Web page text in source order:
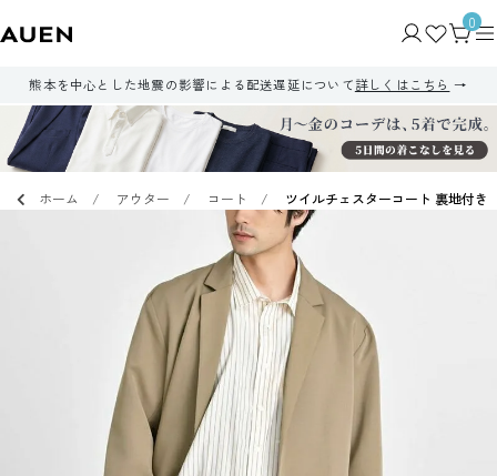
0
熊本を中心とした地震の影響による配送遅延について詳しくはこちら
ホーム アウター コート ツイルチェスターコート 裏地付き